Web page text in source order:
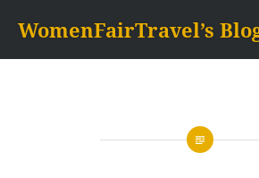
Inhalt
springen
WomenFairTravel’s